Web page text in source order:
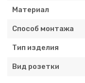
Материал
Способ монтажа
Тип изделия
Вид розетки